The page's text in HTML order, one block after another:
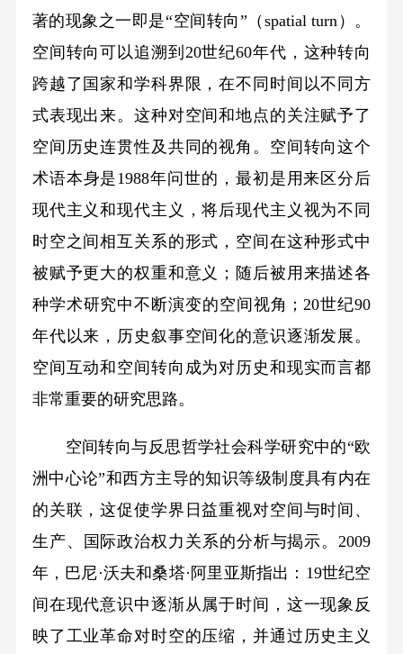
著的现象之一即是“空间转向”（spatial turn）。
空间转向可以追溯到20世纪60年代，这种转向
跨越了国家和学科界限，在不同时间以不同方
式表现出来。这种对空间和地点的关注赋予了
空间历史连贯性及共同的视角。空间转向这个
术语本身是1988年问世的，最初是用来区分后
现代主义和现代主义，将后现代主义视为不同
时空之间相互关系的形式，空间在这种形式中
被赋予更大的权重和意义；随后被用来描述各
种学术研究中不断演变的空间视角；20世纪90
年代以来，历史叙事空间化的意识逐渐发展。
空间互动和空间转向成为对历史和现实而言都
非常重要的研究思路。
空间转向与反思哲学社会科学研究中的“欧
洲中心论”和西方主导的知识等级制度具有内在
的关联，这促使学界日益重视对空间与时间、
生产、国际政治权力关系的分析与揭示。2009
年，巴尼·沃夫和桑塔·阿里亚斯指出：19世纪空
间在现代意识中逐渐从属于时间，这一现象反
映了工业革命对时空的压缩，并通过历史主义